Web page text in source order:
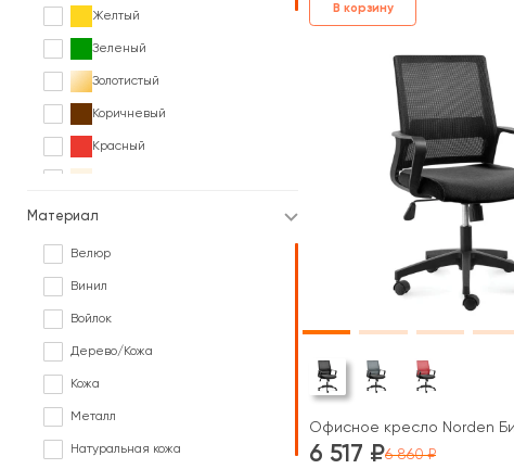
Желтый
Зеленый
Золотистый
Коричневый
Красный
Оранжевый
Синий
Материал
Велюр
Винил
Войлок
Дерево/Кожа
Кожа
Металл
Натуральная кожа
В корзину
Офисное кресло Norden
6 517
6 860